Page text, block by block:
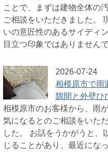
ことで、まずは建物全体の
ご相談をいただきました。
いの意匠性のあるサイディ
目立つ印象ではありません
2026-07-24
相模原市で雨
隙間と外壁ひ
相模原市のお客様から、雨
気になるとのご相談をいた
した。 お話をうかがうと、
じることがあり、最近にな